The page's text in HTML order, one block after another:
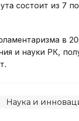
состоит из 7
в
и науки РК,
Наука и